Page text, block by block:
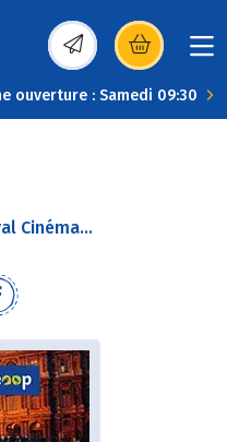
(s’ouvre dans une
ouverture : Samedi 09:30
Cinéma...